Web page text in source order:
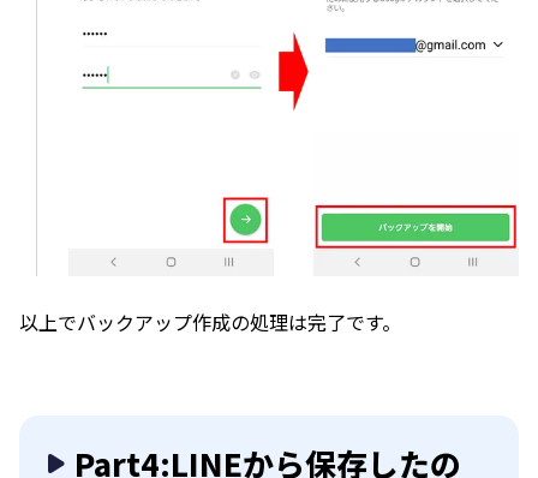
以上でバックアップ作成の処理は完了です。
Part4:LINEから保存したの